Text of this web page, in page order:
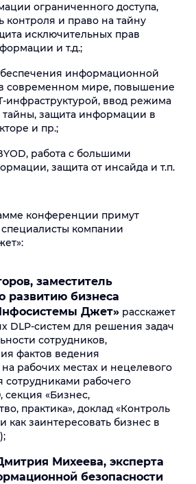
ограниченного доступа,
контроля и право на тайну
исключительных прав
и т.д.;
информационной
современном мире, повышение
инфраструктурой, ввод режима
защита информации в
и пр.;
работа с большими
защита от инсайда и т.п.
конференции примут
компании
заместитель
развитию бизнеса
Джет» расскажет
DLP-систем для решения задач
сотрудников,
фактов ведения
рабочих местах и нецелевого
сотрудниками рабочего
секция «Бизнес,
практика», доклад «Контроль
как заинтересовать бизнес в
Михеева, эксперта
безопасности